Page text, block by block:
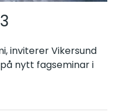
inviterer Vikersund
nytt fagseminar i